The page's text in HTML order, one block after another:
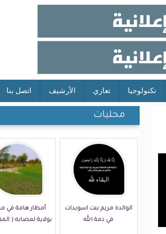
تكنولوجيا تعازي الأرشيف اتصل بنا
محليات
الوالدة مريم بنت اسويدات
في ذمة الله
أمطار هامة في
بولاية لعصابه (